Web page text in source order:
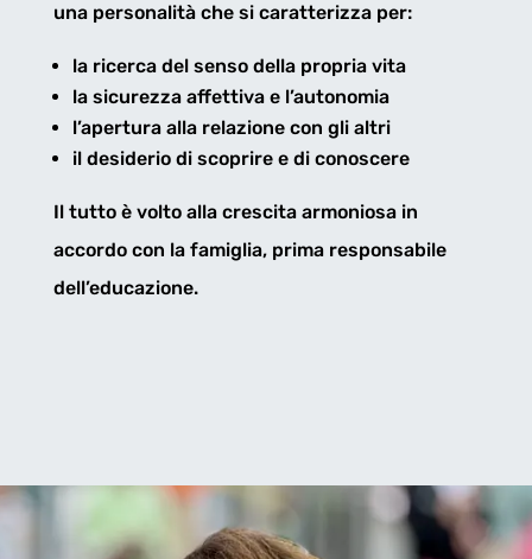
una personalità che si caratterizza per:
la ricerca del senso della propria vita
la sicurezza affettiva e l’autonomia
l’apertura alla relazione con gli altri
il desiderio di scoprire e di conoscere
Il tutto è volto alla crescita armoniosa in
accordo con la famiglia, prima responsabile
dell’educazione.